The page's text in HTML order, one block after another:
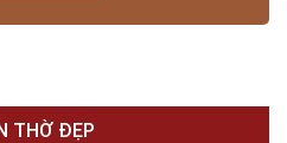
THỜ ĐẸP